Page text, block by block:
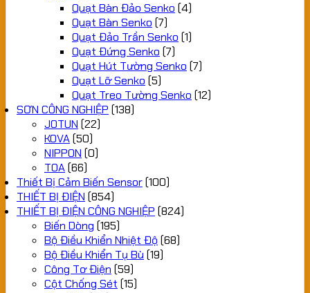
Quạt Bàn Đảo Senko (4)
Quạt Bàn Senko (7)
Quạt Đảo Trần Senko (1)
Quạt Đứng Senko (7)
Quạt Hút Tường Senko (7)
Quạt Lỡ Senko (5)
Quạt Treo Tường Senko (12)
SƠN CÔNG NGHIỆP (138)
JOTUN (22)
KOVA(50)
NIPPON (0)
TOA(66)
Thiết Bị Cảm Biến Sensor(100)
THIẾT BỊ ĐIỆN (854)
THIẾT BỊ ĐIỆN CÔNG NGHIỆP (824)
Biến Dòng (195)
Bộ Điều Khiển Nhiệt Độ (68)
Bộ Điều Khiển Tụ Bù (19)
Công Tơ Điện (59)
Cột Chống Sét (15)